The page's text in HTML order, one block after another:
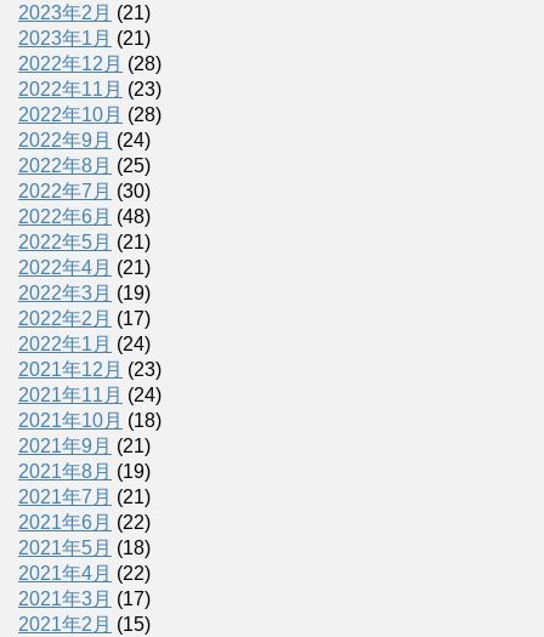
2023年2月 (21)
2023年1月 (21)
2022年12月 (28)
2022年11月 (23)
2022年10月 (28)
2022年9月 (24)
2022年8月 (25)
2022年7月 (30)
2022年6月 (48)
2022年5月 (21)
2022年4月 (21)
2022年3月 (19)
2022年2月 (17)
2022年1月 (24)
2021年12月 (23)
2021年11月 (24)
2021年10月 (18)
2021年9月 (21)
2021年8月 (19)
2021年7月 (21)
2021年6月 (22)
2021年5月 (18)
2021年4月 (22)
2021年3月 (17)
2021年2月 (15)